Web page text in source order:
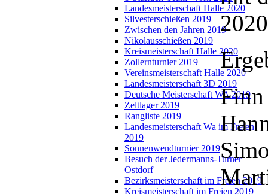
Landesmeisterschaft Halle 2020
Silvesterschießen 2019
Zwischen den Jahren 2019
Nikolausschießen 2019
Kreismeisterschaft Halle 2020
Zollernturnier 2019
Vereinsmeisterschaft Halle 2020
Landesmeisterschaft 3D 2019
Deutsche Meisterschaft WA 2019
Zeltlager 2019
Rangliste 2019
Landesmeisterschaft Wa im Freien
2019
Sonnenwendturnier 2019
Besuch der Jedermanns-Turner
Ostdorf
Bezirksmeisterschaft im Freien 2019
Kreismeisterschaft im Freien 2019